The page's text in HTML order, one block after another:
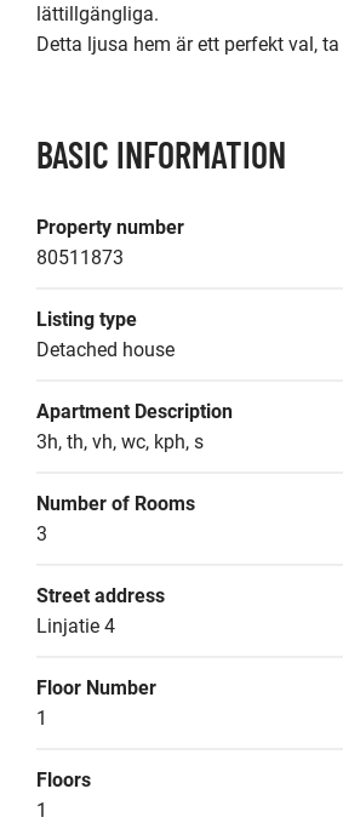
lättillgängliga.
Detta ljusa hem är ett perfekt val,
BASIC INFORMATION
Property number
80511873
Listing type
Detached house
Apartment Description
3h, th, vh, wc, kph, s
Number of Rooms
3
Street address
Linjatie 4
Floor Number
1
Floors
1